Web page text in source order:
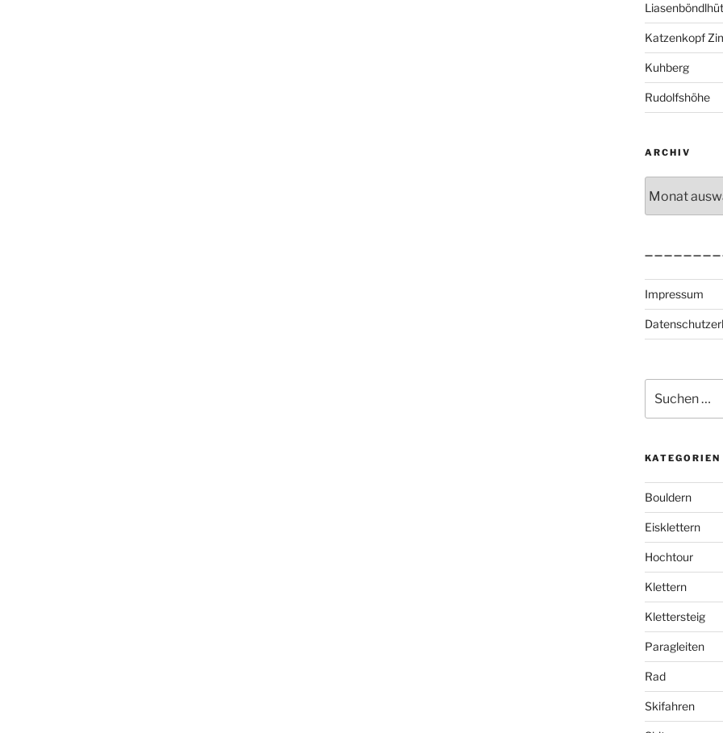
Katzenkopf
Kuhberg
Rudolfshöhe
ARCHIV
Impressum
nach:
KATEGORIEN
Bouldern
Eisklettern
Hochtour
Klettern
Klettersteig
Paragleiten
Rad
Skifahren